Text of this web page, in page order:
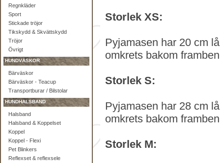
Regnkläder
Sport
Stickade tröjor
Tikskydd & Skvättskydd
Tröjor
Övrigt
HUNDVÄSKOR
Bärväskor
Bärväskor - Teacup
Transportburar / Bilstolar
HUNDHALSBAND
Halsband
Halsband & Koppelset
Koppel
Koppel - Flexi
Pet Blinkers
Reflexset & reflexsele
Storlek XS:
Pyjamasen har 20 cm
omkrets bakom
Storlek S:
Pyjamasen har 28 cm
omkrets bakom
Storlek M: